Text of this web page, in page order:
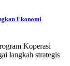
Ekonomi
Koperasi
langkah strategis